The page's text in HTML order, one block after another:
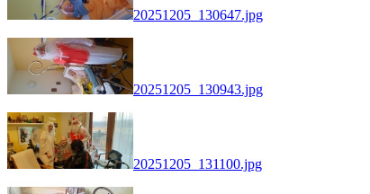
20251205_130647.jpg
20251205_130943.jpg
20251205_131100.jpg